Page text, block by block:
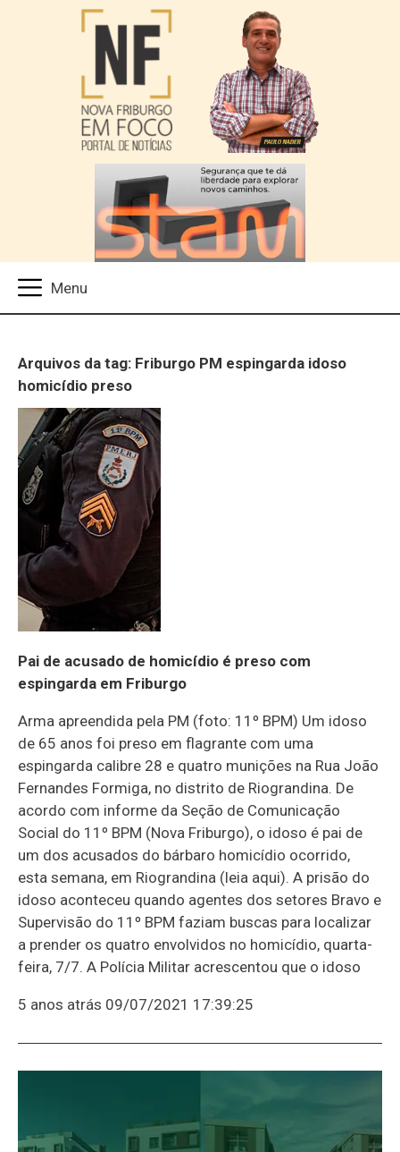
Arquivos da tag: Friburgo PM espingarda idoso
homicídio preso
Pai de acusado de homicídio é preso com
espingarda em Friburgo
Arma apreendida pela PM (foto: 11º BPM) Um idoso
de 65 anos foi preso em flagrante com uma
espingarda calibre 28 e quatro munições na Rua João
Fernandes Formiga, no distrito de Riograndina. De
acordo com informe da Seção de Comunicação
Social do 11º BPM (Nova Friburgo), o idoso é pai de
um dos acusados do bárbaro homicídio ocorrido,
esta semana, em Riograndina (leia aqui). A prisão do
idoso aconteceu quando agentes dos setores Bravo e
Supervisão do 11º BPM faziam buscas para localizar
a prender os quatro envolvidos no homicídio, quarta-
feira, 7/7. A Polícia Militar acrescentou que o idoso
5 anos atrás 09/07/2021 17:39:25